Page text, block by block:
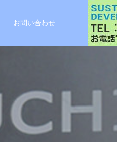
お問い合わせ